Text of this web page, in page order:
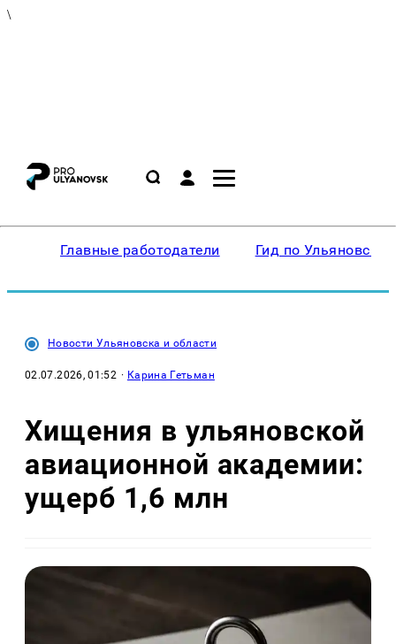
\
Главные работодатели Гид по Ульяновску
Новости Ульяновска и области
02.07.2026, 01:52 · Карина Гетьман
Хищения в ульяновской
авиационной академии:
ущерб 1,6 млн